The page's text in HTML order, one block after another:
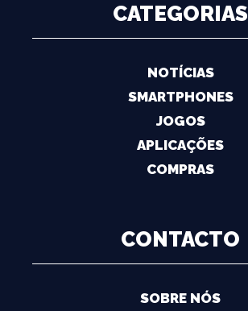
CATEGORIAS
NOTÍCIAS
SMARTPHONES
JOGOS
APLICAÇÕES
COMPRAS
CONTACTO
SOBRE NÓS